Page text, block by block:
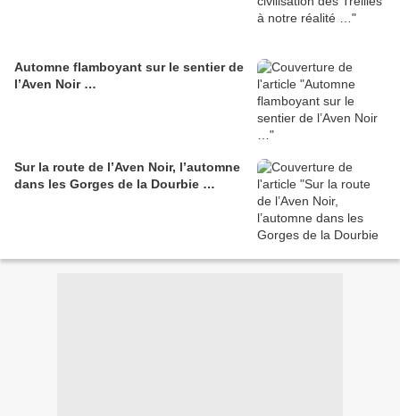
Automne flamboyant sur le sentier de
l’Aven Noir …
Sur la route de l’Aven Noir, l’automne
dans les Gorges de la Dourbie …